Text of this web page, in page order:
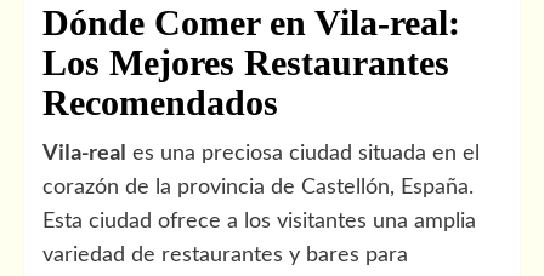
Dónde Comer en Vila-real:
Los Mejores Restaurantes
Recomendados
Vila-real es una preciosa ciudad situada en el
corazón de la provincia de Castellón, España.
Esta ciudad ofrece a los visitantes una amplia
variedad de restaurantes y bares para